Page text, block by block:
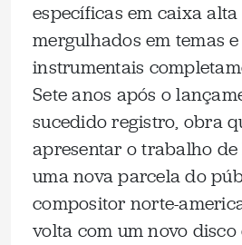
específicas em caixa alta
mergulhados em temas
instrumentais
Sete anos após o
sucedido registro, obra
apresentar o trabalho
uma nova parcela do
compositor norte-
volta com um novo disco